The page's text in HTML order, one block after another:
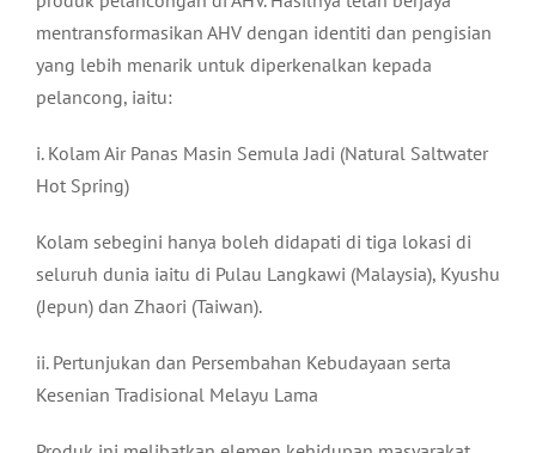
mentransformasikan AHV dengan identiti dan pengisian
yang lebih menarik untuk diperkenalkan kepada
pelancong, iaitu:
i. Kolam Air Panas Masin Semula Jadi (Natural Saltwater
Hot Spring)
Kolam sebegini hanya boleh didapati di tiga lokasi di
seluruh dunia iaitu di Pulau Langkawi (Malaysia), Kyushu
(Jepun) dan Zhaori (Taiwan).
ii. Pertunjukan dan Persembahan Kebudayaan serta
Kesenian Tradisional Melayu Lama